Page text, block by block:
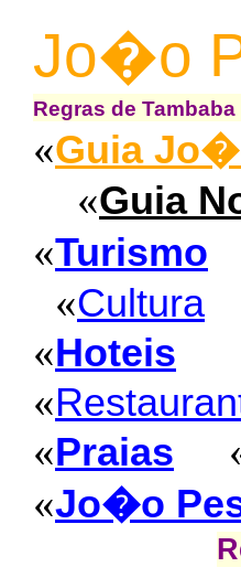
Jo�o
Regras de
«Guia
«Guia
«Turismo
«Cultura
«Hoteis
«
«Praias
«Jo�o